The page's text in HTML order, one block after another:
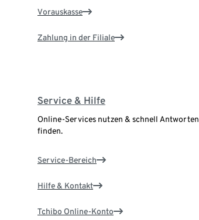
Vorauskasse
Zahlung in der Filiale
Service & Hilfe
Online-Services nutzen & schnell Antworten
finden.
Service-Bereich
Hilfe & Kontakt
Tchibo Online-Konto